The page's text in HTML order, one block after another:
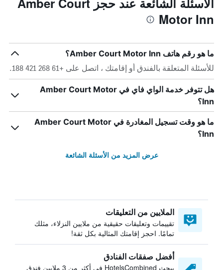
Motor Inn
ما هو رقم هاتف Amber Court Motor Inn؟
للأسئلة المتعلقة بالفندق أو إقامتك ، اتصل على +61 268 421 188.
هل تتوفر خدمة الواي فاي في Amber Court Motor
Inn؟
ما هو وقت تسجيل المغادرة في Amber Court Motor
Inn؟
عرض المزيد من الأسئلة الشائعة
الملايين من التعليقات
تقييمات وتعليقات حقيقية من ملايين النزلاء، مثلك
تمامًا. احجز إقامتك المثالية بكل ثقة!
أفضل صفقات الفنادق
يبحث HotelsCombined في أكثر من 3 ملايين فندق